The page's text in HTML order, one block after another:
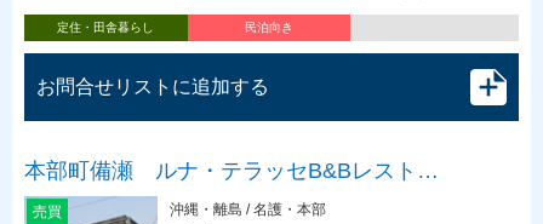
定住・田舎暮らし 民泊向き
お問合せリストに追加する
本部町備瀬 ルナ・テラッセB&Bレスト…
売買
沖縄・離島 / 名護・本部